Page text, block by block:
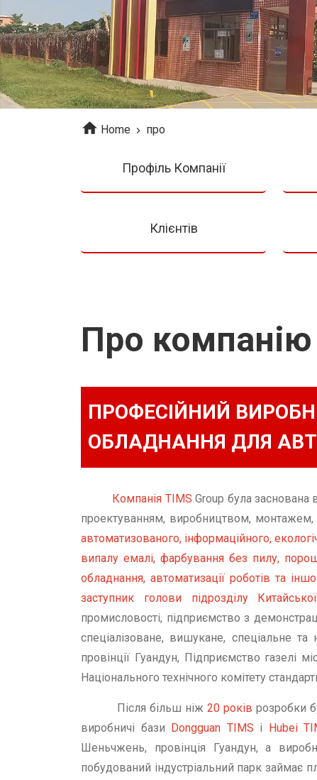
Home про
Профіль Компанії
Клієнтів
Про компанію
ПРОФЕСІЙНИЙ
ОБЛАДНАННЯ ДЛЯ
Компанія TIMSGroup була заснована
проектуванням, виробництвом,
автоматизованого, інформаційного,
випалу емалі, фарбування без пилу,
обладнання, автоматизації роботів та
заступник голови підрозділу
промисловості, підприємство з
спеціалізоване, вишукане, спеціальне
провінції Гуандун, Підприємство газелі
Національного технічного комітету
Після більш ніж 20 років розробки
виробничі бази Dongguan TIMS і Hubei
Шеньчжень, провінція Гуандун, а
побудований індустріальний парк займає